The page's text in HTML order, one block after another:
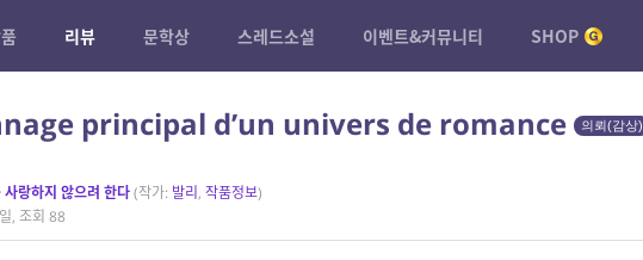
리뷰 문학상 스레드소설 이벤트&커뮤니티 SHOP
principal d’un univers de romance 의뢰(감상)
사랑하지 않으려 한다(작가: 발리 , 작품정보)
, 조회 88